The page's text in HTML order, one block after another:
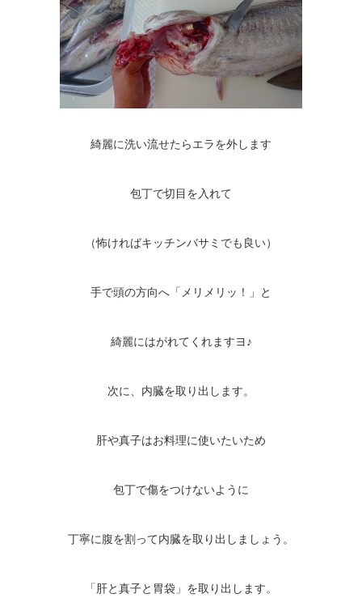
綺麗に洗い流せたらエラを外します
包丁で切目を入れて
（怖ければキッチンバサミでも良い）
手で頭の方向へ「メリメリッ！」と
綺麗にはがれてくれますヨ♪
次に、内臓を取り出します。
肝や真子はお料理に使いたいため
包丁で傷をつけないように
丁寧に腹を割って内臓を取り出しましょう。
「肝と真子と胃袋」を取り出します。